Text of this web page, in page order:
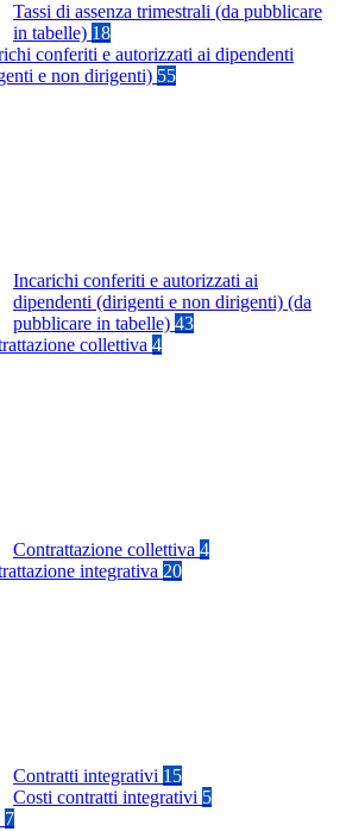
Tassi di assenza trimestrali (da pubblicare
in tabelle) 18
conferiti e autorizzati ai dipendenti
e non dirigenti) 55
Incarichi conferiti e autorizzati ai
dipendenti (dirigenti e non dirigenti) (da
pubblicare in tabelle) 43
collettiva 4
Contrattazione collettiva 4
integrativa 20
Contratti integrativi 15
Costi contratti integrativi 5
7